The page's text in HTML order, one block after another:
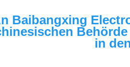
Baibangxing
in